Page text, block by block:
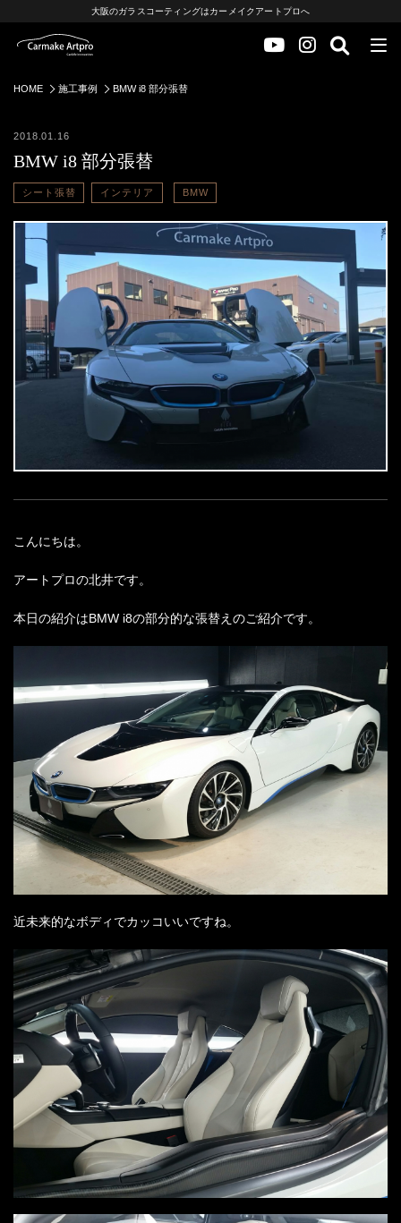
大阪のガラスコーティングはカーメイクアートプロへ
HOME 施工事例 BMW i8 部分張替
2018.01.16
BMW i8 部分張替
シート張替 インテリア BMW
こんにちは。
アートプロの北井です。
本日の紹介はBMW i8の部分的な張替えのご紹介です。
近未来的なボディでカッコいいですね。